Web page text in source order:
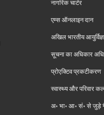
नागरिक चार्टर
एम्स ऑनलाइन दान
अखिल भारतीय
सूचना का अधिकार
प्रोएक्टिव प्रकटीकरण
स्वास्थ्य और परिवार
अ॰ भा॰ आ॰ सं॰ से जुड़े